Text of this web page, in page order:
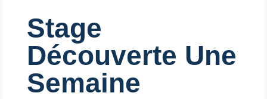
Stage
Découverte Une
Semaine